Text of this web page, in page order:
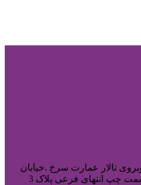
تالار عمارت سرخ .خیابان
چپ انتهای فرعی پلاک 3